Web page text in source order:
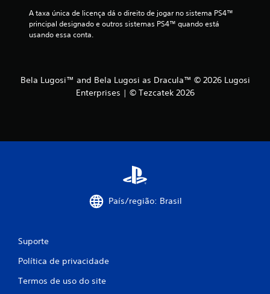
A taxa única de licença dá o direito de jogar no sistema PS4™
principal designado e outros sistemas PS4™ quando está
usando essa conta.
Bela Lugosi™ and Bela Lugosi as Dracula™ © 2026 Lugosi
Enterprises | © Tezcatek 2026
País/região: Brasil
Suporte
Política de privacidade
Termos de uso do site